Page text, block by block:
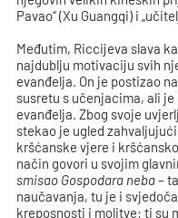
Pavao“ (Xu Guangqi) i
Međutim, Riccijeva slava
najdublju motivaciju svih
evanđelja. On je postizao
susretu s učenjacima, ali
evanđelja. Zbog svoje
stekao je ugled
kršćanske vjere i
način govori u svojim
smisao Gospodara neba–
naučavanja, tu je i
kreposnosti i molitve: ti su